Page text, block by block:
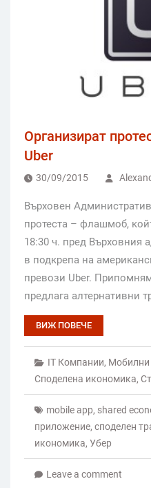
Организират
Uber
30/09/2015
Върховен
протеста – флашмоб,
18:30 ч. пред Върховния
в подкрепа на
превози Uber.
предлага алтернативни
ВИЖ ПОВЕЧЕ
IT Компании, Мобилни
Споделена икономика,
mobile app, shared
приложение, споделен
икономика, Убер
Leave a comment